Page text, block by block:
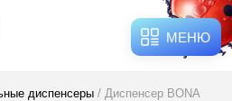
МЕНЮ
диспенсеры / Диспенсер BONA